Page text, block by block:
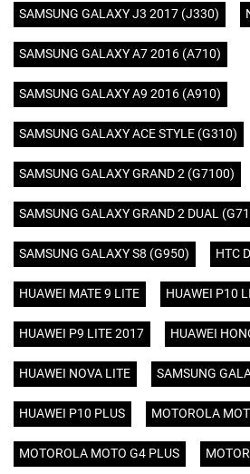
SAMSUNG GALAXY J3 2017 (J330)
SAMSUNG GALAXY A7 2016 (A710)
SAMSUNG GALAXY A9 2016 (A910)
SAMSUNG GALAXY ACE STYLE (G310)
SAMSUNG GALAXY GRAND 2 (G7100)
SAMSUNG GALAXY GRAND 2 DUAL
SAMSUNG GALAXY S8 (G950) HTC
HUAWEI MATE 9 LITE HUAWEI P10
HUAWEI P9 LITE 2017 HUAWEI
HUAWEI NOVA LITE SAMSUNG
HUAWEI P10 PLUS MOTOROLA
MOTOROLA MOTO G4 PLUS